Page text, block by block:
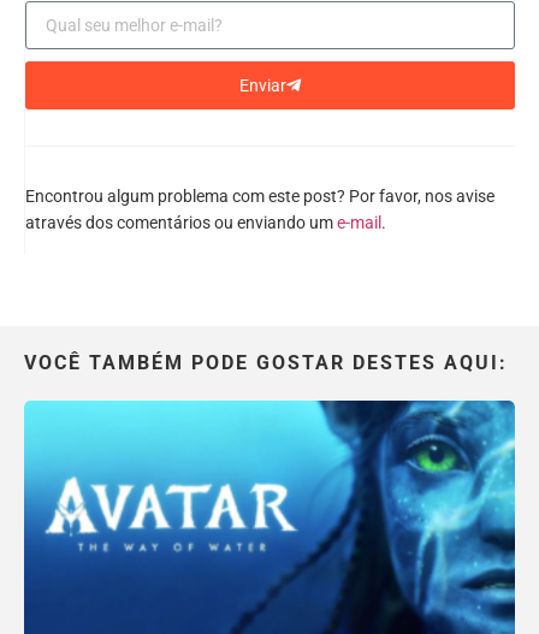
Enviar
Encontrou algum problema com este post? Por favor, nos avise
através dos comentários ou enviando ume-mail .
VOCÊ TAMBÉM PODE GOSTAR DESTES AQUI: